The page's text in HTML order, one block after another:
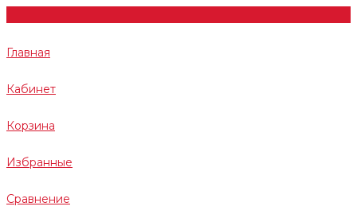
Главная
Кабинет
Корзина
Избранные
Сравнение